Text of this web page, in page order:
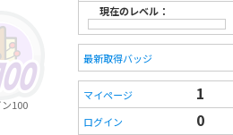
100
現在のレベル：
最新取得バッジ
マイページ 1
ログイン 0